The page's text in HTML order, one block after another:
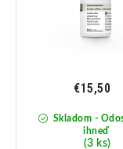
Skladom -
ihneď
(3 ks)
€15,50